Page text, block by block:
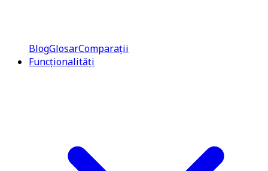
BlogGlosarComparații
Funcționalități